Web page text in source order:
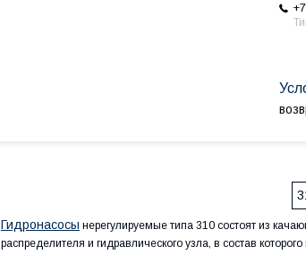
Гидронасосы нерегулируемые типа 310 состоят из
распределителя и гидравлического узла, в состав